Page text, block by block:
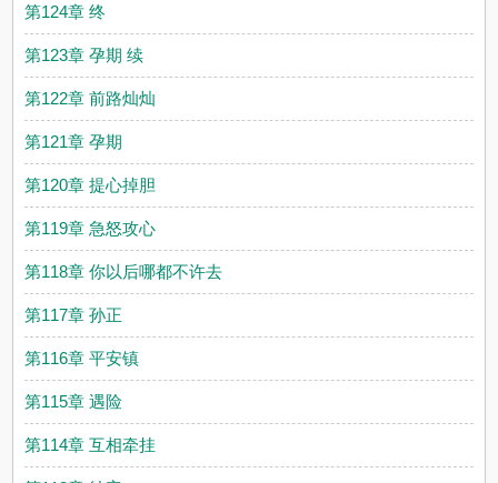
第124章 终
第123章 孕期 续
第122章 前路灿灿
第121章 孕期
第120章 提心掉胆
第119章 急怒攻心
第118章 你以后哪都不许去
第117章 孙正
第116章 平安镇
第115章 遇险
第114章 互相牵挂